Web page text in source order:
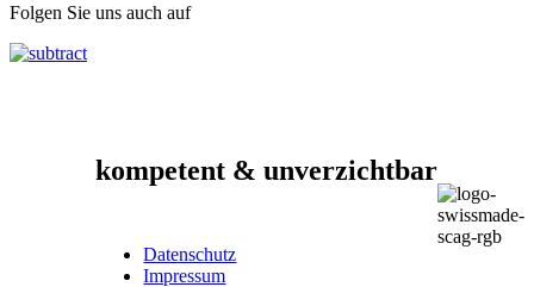
Folgen Sie uns auch auf
kompetent & unverzichtbar
Datenschutz
Impressum